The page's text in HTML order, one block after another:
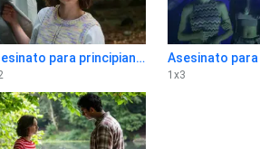
Asesinato para principiantes 1x2
1 x3